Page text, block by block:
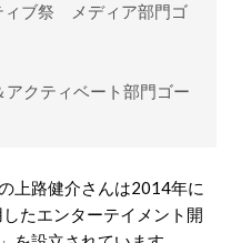
ブ祭 メディア部門ゴ
クティベート部門ゴー
上路健介さんは2014年に
たエンターテイメント開